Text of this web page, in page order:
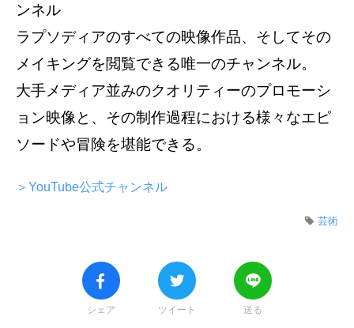
ンネル
ラプソディアのすべての映像作品、そしてその
メイキングを閲覧できる唯一のチャンネル。
大手メディア並みのクオリティーのプロモーシ
ョン映像と、その制作過程における様々なエピ
ソードや冒険を堪能できる。
＞YouTube公式チャンネル
芸術
シェア ツイート 送る